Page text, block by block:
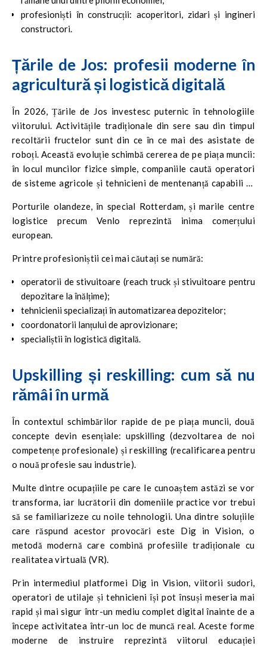
profesioniști în construcții: acoperitori, zidari și ingineri
constructori.
Țările de Jos: profesii moderne în
agricultură și logistică digitală
În 2026, Țările de Jos investesc puternic în tehnologiile
viitorului. Activitățile tradiționale din sere sau din timpul
recoltării fructelor sunt din ce în ce mai des asistate de
roboți. Această evoluție schimbă cererea de pe piața muncii:
în locul muncilor fizice simple, companiile caută operatori
de sisteme agricole și tehnicieni de mentenanță capabili să
Porturile olandeze, în special Rotterdam, și marile centre
logistice precum Venlo reprezintă inima comerțului
european.
Printre profesioniștii cei mai căutați se numără:
operatorii de stivuitoare (reach truck și stivuitoare pentru
depozitare la înălțime);
tehnicienii specializați în automatizarea depozitelor;
coordonatorii lanțului de aprovizionare;
specialiștii în logistică digitală.
Upskilling și reskilling: cum să nu
rămâi în urmă
În contextul schimbărilor rapide de pe piața muncii, două
concepte devin esențiale: upskilling (dezvoltarea de noi
competențe profesionale) și reskilling (recalificarea pentru
o nouă profesie sau industrie).
Multe dintre ocupațiile pe care le cunoaștem astăzi se vor
transforma, iar lucrătorii din domeniile practice vor trebui
să se familiarizeze cu noile tehnologii. Una dintre soluțiile
care răspund acestor provocări este Dig in Vision, o
metodă modernă care combină profesiile tradiționale cu
realitatea virtuală (VR).
Prin intermediul platformei Dig in Vision, viitorii sudori,
operatori de utilaje și tehnicieni își pot însuși meseria mai
rapid și mai sigur într-un mediu complet digital înainte de a
începe activitatea într-un loc de muncă real. Aceste forme
moderne de instruire reprezintă viitorul educației